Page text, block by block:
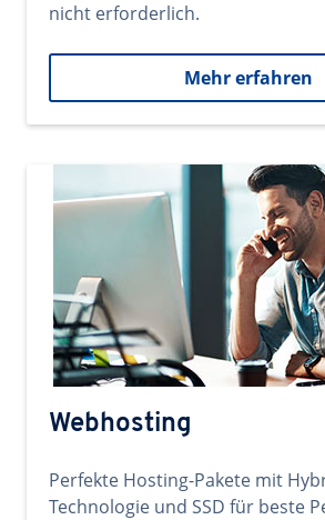
nicht erforderlich.
Mehr erfahren
Webhosting
Perfekte Hosting-Pakete mit
Technologie und SSD für beste